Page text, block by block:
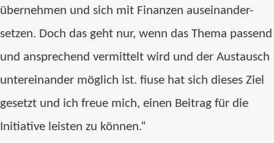
übernehmen und sich mit Finanzen auseinander-
setzen. Doch das geht nur, wenn das Thema passend
und ansprechend vermittelt wird und der Austausch
untereinander möglich ist. fiuse hat sich dieses Ziel
gesetzt und ich freue mich, einen Beitrag für die
Initiative leisten zu können.“